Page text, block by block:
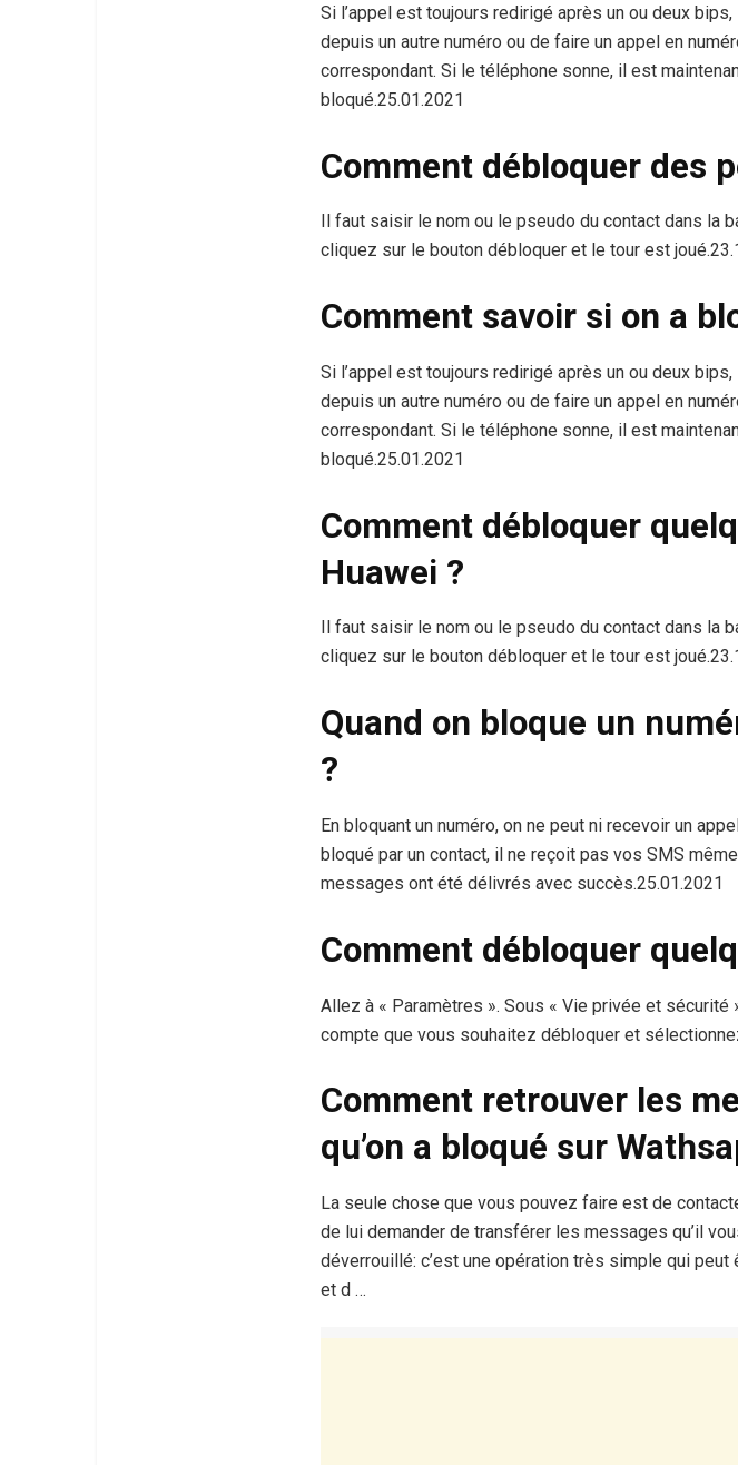
Si l’appel est toujours redirigé après un ou deux
depuis un autre numéro ou de faire un appel en
correspondant. Si le téléphone sonne, il est
bloqué.25.01.2021
Comment débloquer des
Il faut saisir le nom ou le pseudo du contact dans la
cliquez sur le bouton débloquer et le tour est
Comment savoir si on a
Si l’appel est toujours redirigé après un ou deux
depuis un autre numéro ou de faire un appel en
correspondant. Si le téléphone sonne, il est
bloqué.25.01.2021
Comment débloquer
Huawei ?
Il faut saisir le nom ou le pseudo du contact dans la
cliquez sur le bouton débloquer et le tour est
Quand on bloque un
?
En bloquant un numéro, on ne peut ni recevoir un
bloqué par un contact, il ne reçoit pas vos SMS
messages ont été délivrés avec succès.25.01.2021
Comment débloquer
Allez à « Paramètres ». Sous « Vie privée et
compte que vous souhaitez débloquer et
Comment retrouver les
qu’on a bloqué sur
La seule chose que vous pouvez faire est de
de lui demander de transférer les messages qu’il
déverrouillé: c’est une opération très simple qui
et d …